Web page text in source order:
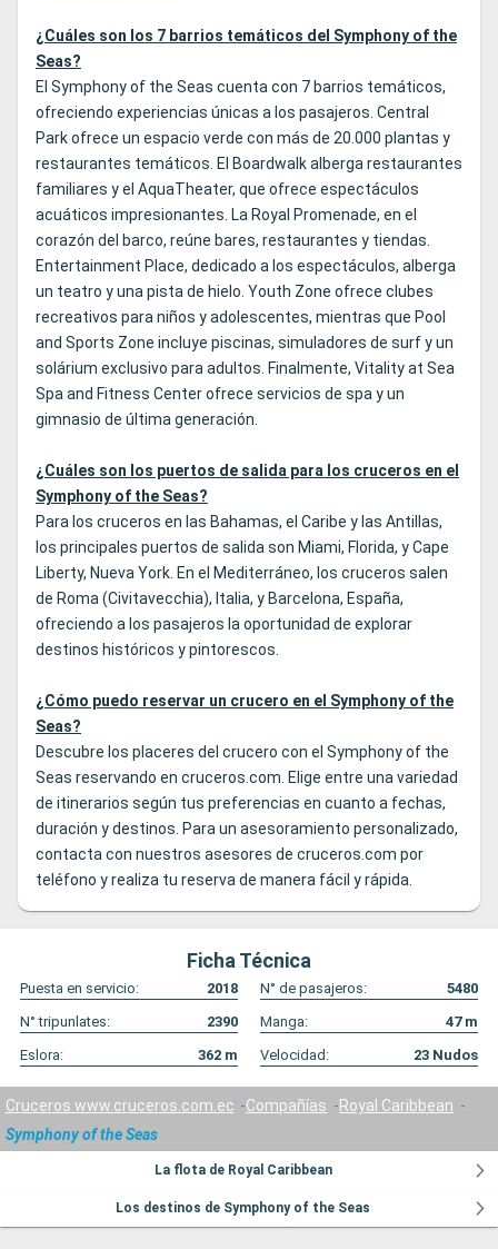
¿Cuáles son los 7 barrios temáticos del Symphony of the
Seas?
El Symphony of the Seas cuenta con 7 barrios temáticos,
ofreciendo experiencias únicas a los pasajeros. Central
Park ofrece un espacio verde con más de 20.000 plantas y
restaurantes temáticos. El Boardwalk alberga restaurantes
familiares y el AquaTheater, que ofrece espectáculos
acuáticos impresionantes. La Royal Promenade, en el
corazón del barco, reúne bares, restaurantes y tiendas.
Entertainment Place, dedicado a los espectáculos, alberga
un teatro y una pista de hielo. Youth Zone ofrece clubes
recreativos para niños y adolescentes, mientras que Pool
and Sports Zone incluye piscinas, simuladores de surf y un
solárium exclusivo para adultos. Finalmente, Vitality at Sea
Spa and Fitness Center ofrece servicios de spa y un
gimnasio de última generación.
¿Cuáles son los puertos de salida para los cruceros en el
Symphony of the Seas?
Para los cruceros en las Bahamas, el Caribe y las Antillas,
los principales puertos de salida son Miami, Florida, y Cape
Liberty, Nueva York. En el Mediterráneo, los cruceros salen
de Roma (Civitavecchia), Italia, y Barcelona, España,
ofreciendo a los pasajeros la oportunidad de explorar
destinos históricos y pintorescos.
¿Cómo puedo reservar un crucero en el Symphony of the
Seas?
Descubre los placeres del crucero con el Symphony of the
Seas reservando en cruceros.com. Elige entre una variedad
de itinerarios según tus preferencias en cuanto a fechas,
duración y destinos. Para un asesoramiento personalizado,
contacta con nuestros asesores de cruceros.com por
teléfono y realiza tu reserva de manera fácil y rápida.
Ficha Técnica
Puesta en servicio: 2018 N° de pasajeros:
5480
N° tripunlates:
2390 Manga: 47m
Eslora:
362 m Velocidad: 23 Nudos
Cruceros www.cruceros.com.ec Compañías
Royal Caribbean
Symphony of the Seas
La flota de Royal Caribbean
Los destinos de Symphony of the Seas